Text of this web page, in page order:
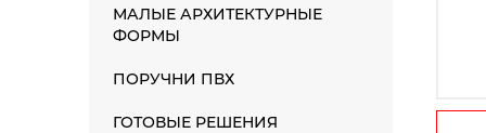
МАЛЫЕ АРХИТЕКТУРНЫЕ
ФОРМЫ
ПОРУЧНИ ПВХ
ГОТОВЫЕ РЕШЕНИЯ